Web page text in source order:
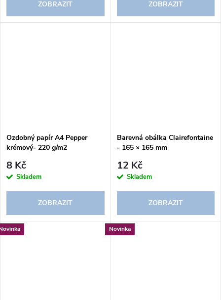
ZOBRAZIT ZOBRAZIT
Ozdobný papír A4 Pepper
krémový- 220 g/m2
8 Kč
Skladem
ZOBRAZIT
Barevná obálka Clairefontaine
- 165 × 165 mm
12 Kč
Skladem
ZOBRAZIT
Novinka